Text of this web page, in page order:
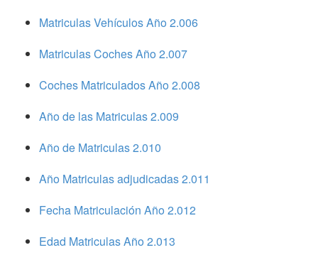
Matriculas Vehículos Año 2.006
Matriculas Coches Año 2.007
Coches Matriculados Año 2.008
Año de las Matriculas 2.009
Año de Matriculas 2.010
Año Matriculas adjudicadas 2.011
Fecha Matriculación Año 2.012
Edad Matriculas Año 2.013